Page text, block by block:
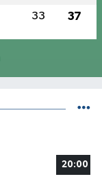
33 37
20:00